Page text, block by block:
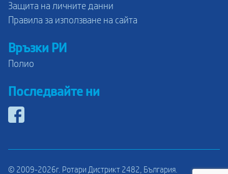
Защита на личните данни
Правила за използване на сайта
Връзки РИ
Полио
Последвайте ни
© 2009-2026г. Ротари Дистрикт 2482, България.